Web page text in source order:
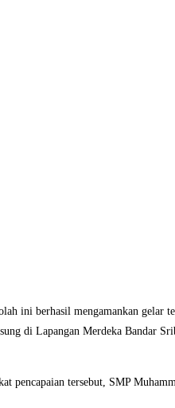
ini berhasil mengamankan gelar
di Lapangan Merdeka Bandar
pencapaian tersebut, SMP